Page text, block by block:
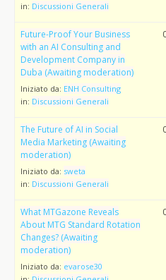
in: Discussioni Generali
Future-Proof Your Business
with an AI Consulting and
Development Company in
Duba (Awaiting moderation)
Iniziato da: ENH Consulting
in: Discussioni Generali
The Future of AI in Social
Media Marketing (Awaiting
moderation)
Iniziato da: sweta
in: Discussioni Generali
What MTGazone Reveals
About MTG Standard Rotation
Changes? (Awaiting
moderation)
Iniziato da: evarose30